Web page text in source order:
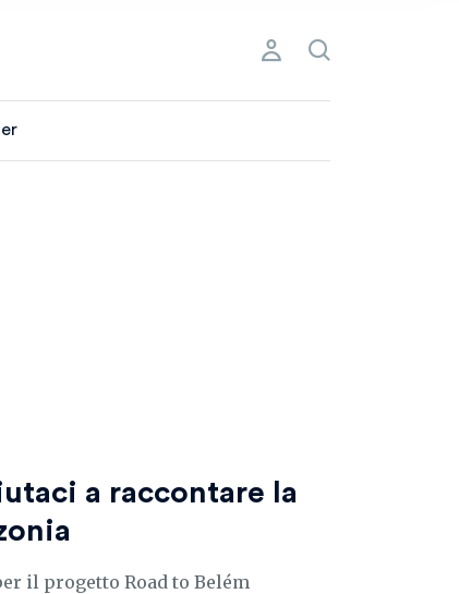
a raccontare la
il progetto Road to Belém